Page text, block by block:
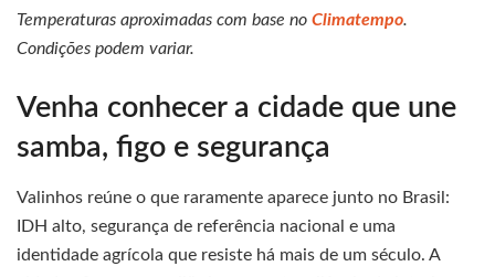
Temperaturas aproximadas com base no Climatempo.
Condições podem variar.
Venha conhecer a cidade que une
samba, figo e segurança
Valinhos reúne o que raramente aparece junto no Brasil:
IDH alto, segurança de referência nacional e uma
identidade agrícola que resiste há mais de um século. A